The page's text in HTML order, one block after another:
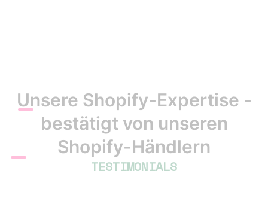
Unsere Shopify-Expertise -
bestätigt von unseren
Shopify-Händlern
TESTIMONIALS